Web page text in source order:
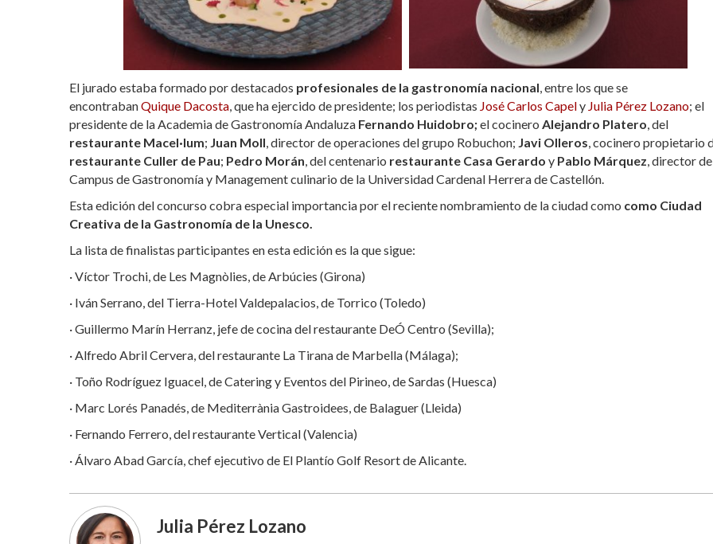
El jurado estaba formado por destacados profesionales de la gastronomía nacional, entre los que se
encontrabanQuique Dacosta, que ha ejercido de presidente; los periodistas José Carlos Capely Julia Pérez Lozano; el
presidente de la Academia de Gastronomía Andaluza Fernando Huidobro;el cocinero Alejandro Platero, del
restaurante Macel·lum; Juan Moll, director de operaciones del grupo Robuchon; Javi Olleros, cocinero propietario
restaurante Culler de Pau; Pedro Morán, del centenario restaurante Casa Gerardo y Pablo Márquez, director
Campus de Gastronomía y Management culinario de la Universidad Cardenal Herrera de Castellón.
Esta edición del concurso cobra especial importancia por el reciente nombramiento de la ciudad como como Ciudad
Creativa de la Gastronomía de la Unesco.
La lista de finalistas participantes en esta edición es la que sigue:
· Víctor Trochi, de Les Magnòlies, de Arbúcies (Girona)
· Iván Serrano, del Tierra-Hotel Valdepalacios, de Torrico (Toledo)
· Guillermo Marín Herranz, jefe de cocina del restaurante DeÓ Centro (Sevilla);
· Alfredo Abril Cervera, del restaurante La Tirana de Marbella (Málaga);
· Toño Rodríguez Iguacel, de Catering y Eventos del Pirineo, de Sardas (Huesca)
· Marc Lorés Panadés, de Mediterrània Gastroidees, de Balaguer (Lleida)
· Fernando Ferrero, del restaurante Vertical (Valencia)
· Álvaro Abad García, chef ejecutivo de El Plantío Golf Resort de Alicante.
Julia Pérez Lozano